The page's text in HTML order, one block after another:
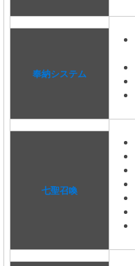
奉納システム
七聖召喚